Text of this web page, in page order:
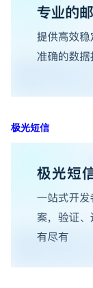
极光短信